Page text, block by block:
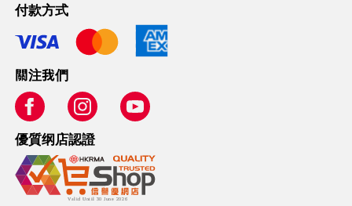
付款方式
關注我們
優質纲店認證